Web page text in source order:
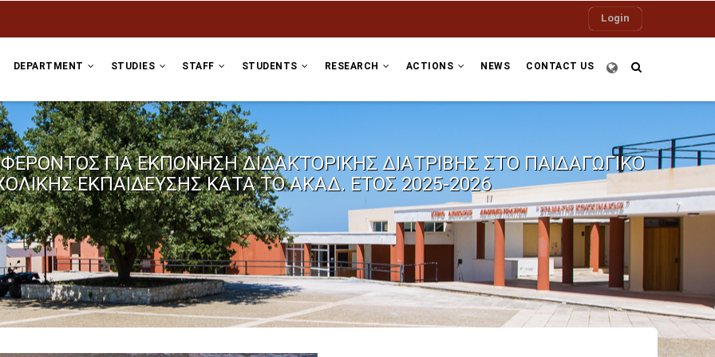
Login
DEPARTMENT STUDIES STAFF STUDENTS RESEARCH ACTIONS NEWS CONTACT US
ΓΙΑ ΕΚΠΟΝΗΣΗ ΔΙΔΑΚΤΟΡΙΚΗΣ ΔΙΑΤΡΙΒΗΣ ΣΤΟ ΠΑΙΔΑΓΩΓΙΚΟ
ΕΚΠΑΙΔΕΥΣΗΣ ΚΑΤΑ ΤΟ ΑΚΑΔ. ΕΤΟΣ 2025-2026